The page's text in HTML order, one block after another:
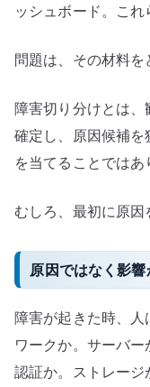
ッシュボード。これ
問題は、その材料を
障害切り分けとは
確定し、原因候補
を当てることではあ
むしろ、最初に原因
原因ではなく影響
障害が起きた時、人
ワークか。サーバー
認証か。ストレージ